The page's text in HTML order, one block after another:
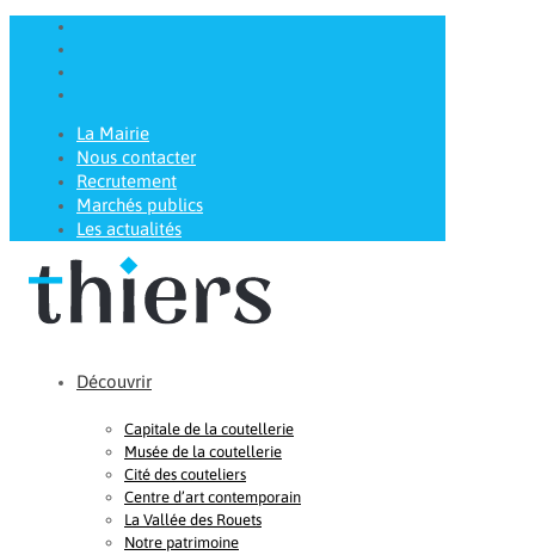
La Mairie
Nous contacter
Recrutement
Marchés publics
Les actualités
Découvrir
Capitale de la coutellerie
Musée de la coutellerie
Cité des couteliers
Centre d’art contemporain
La Vallée des Rouets
Notre patrimoine